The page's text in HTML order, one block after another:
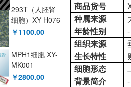
293T（人胚肾
细胞）XY-H076
￥1100.00
MPH1细胞 XY-
MK001
￥2800.00
商品货号
种属来源
年龄性别
-
组织来源
生长特性
细胞形态
背景简介
-